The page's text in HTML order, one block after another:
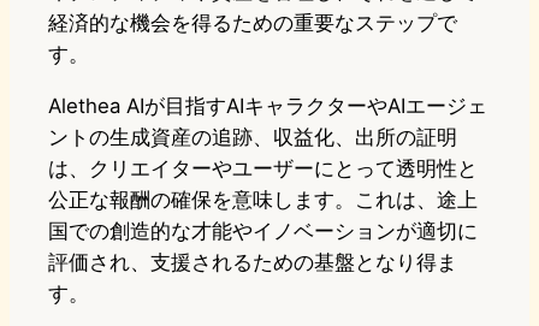
経済的な機会を得るための重要なステップで
す。
Alethea AIが目指すAIキャラクターやAIエージェ
ントの生成資産の追跡、収益化、出所の証明
は、クリエイターやユーザーにとって透明性と
公正な報酬の確保を意味します。これは、途上
国での創造的な才能やイノベーションが適切に
評価され、支援されるための基盤となり得ま
す。